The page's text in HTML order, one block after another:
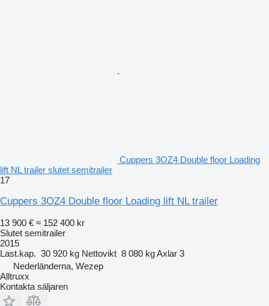
Cuppers 3OZ4 Double floor Loading
lift NL trailer slutet semitrailer
17
Cuppers 3OZ4 Double floor Loading lift NL trailer
13 900 € ≈ 152 400 kr
Slutet semitrailer
2015
Last.kap. 30 920 kg Nettovikt 8 080 kgAxlar 3
Nederländerna, Wezep
Alltruxx
Kontakta säljaren